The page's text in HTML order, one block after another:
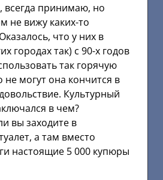
принимаю, но
не вижу каких-то
что у них в
городах так) с 90-х годов
так горячую
не могут она кончится в
Культурный
в чем?
вы заходите в
а там вместо
настоящие 5 000 купюры